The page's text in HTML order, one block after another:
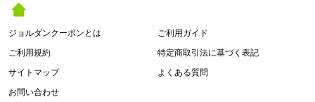
ジョルダンクーポンとは
ご利用ガイド
ご利用規約
特定商取引法に基づく表記
サイトマップ
よくある質問
お問い合わせ